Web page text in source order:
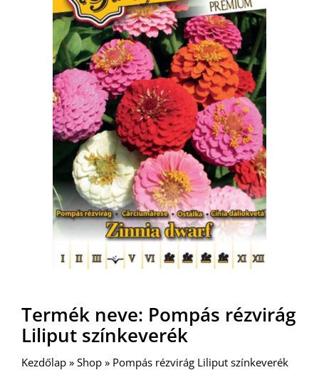
MAGYAR
Termék neve: Pompás rézvirág
Liliput színkeverék
Kezdőlap » Shop » Pompás rézvirág Liliput színkeverék